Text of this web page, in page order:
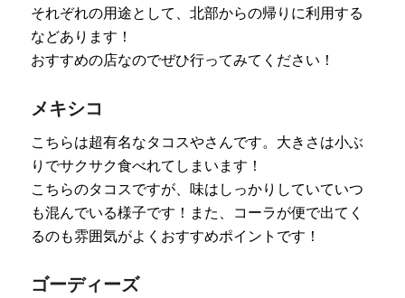
それぞれの用途として、北部からの帰りに利用する
などあります！
おすすめの店なのでぜひ行ってみてください！
メキシコ
こちらは超有名なタコスやさんです。大きさは小ぶ
りでサクサク食べれてしまいます！
こちらのタコスですが、味はしっかりしていていつ
も混んでいる様子です！また、コーラが便で出てく
るのも雰囲気がよくおすすめポイントです！
ゴーディーズ